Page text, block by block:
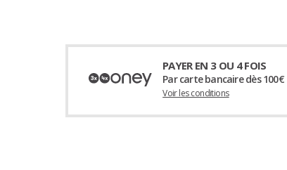
PAYER EN 3 OU 4 FOIS
Par carte bancaire dès 100€
Voir les conditions